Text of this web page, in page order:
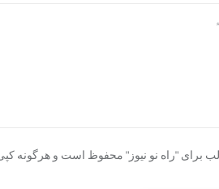
برای "راه نو نیوز" محفوظ است و هرگونه